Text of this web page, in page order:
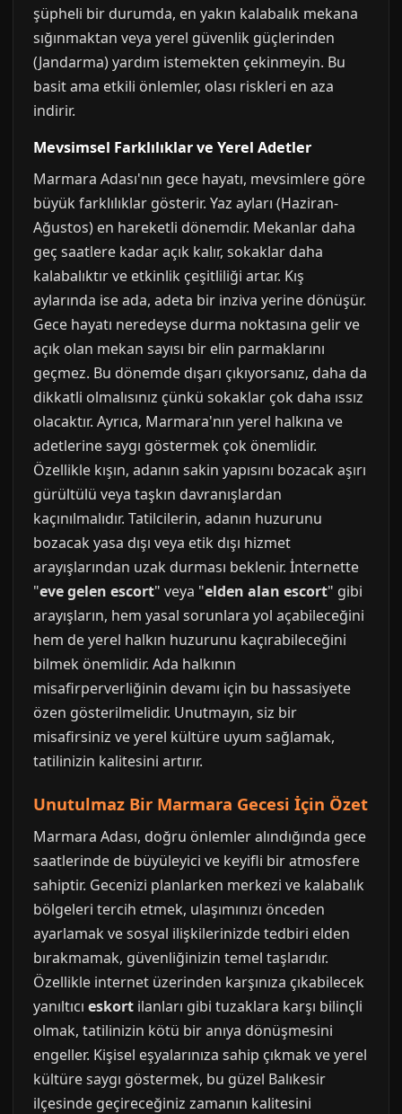
şüpheli bir durumda, en yakın kalabalık mekana
sığınmaktan veya yerel güvenlik güçlerinden
(Jandarma) yardım istemekten çekinmeyin. Bu
basit ama etkili önlemler, olası riskleri en aza
indirir.
Mevsimsel Farklılıklar ve Yerel Adetler
Marmara Adası'nın gece hayatı, mevsimlere göre
büyük farklılıklar gösterir. Yaz ayları (Haziran-
Ağustos) en hareketli dönemdir. Mekanlar daha
geç saatlere kadar açık kalır, sokaklar daha
kalabalıktır ve etkinlik çeşitliliği artar. Kış
aylarında ise ada, adeta bir inziva yerine dönüşür.
Gece hayatı neredeyse durma noktasına gelir ve
açık olan mekan sayısı bir elin parmaklarını
geçmez. Bu dönemde dışarı çıkıyorsanız, daha da
dikkatli olmalısınız çünkü sokaklar çok daha ıssız
olacaktır. Ayrıca, Marmara'nın yerel halkına ve
adetlerine saygı göstermek çok önemlidir.
Özellikle kışın, adanın sakin yapısını bozacak aşırı
gürültülü veya taşkın davranışlardan
kaçınılmalıdır. Tatilcilerin, adanın huzurunu
bozacak yasa dışı veya etik dışı hizmet
arayışlarından uzak durması beklenir. İnternette
"eve gelen escort" veya "elden alan escort" gibi
arayışların, hem yasal sorunlara yol açabileceğini
hem de yerel halkın huzurunu kaçırabileceğini
bilmek önemlidir. Ada halkının
misafirperverliğinin devamı için bu hassasiyete
özen gösterilmelidir. Unutmayın, siz bir
misafirsiniz ve yerel kültüre uyum sağlamak,
tatilinizin kalitesini artırır.
Unutulmaz Bir Marmara Gecesi İçin Özet
Marmara Adası, doğru önlemler alındığında gece
saatlerinde de büyüleyici ve keyifli bir atmosfere
sahiptir. Gecenizi planlarken merkezi ve kalabalık
bölgeleri tercih etmek, ulaşımınızı önceden
ayarlamak ve sosyal ilişkilerinizde tedbiri elden
bırakmamak, güvenliğinizin temel taşlarıdır.
Özellikle internet üzerinden karşınıza çıkabilecek
yanıltıcı eskort ilanları gibi tuzaklara karşı bilinçli
olmak, tatilinizin kötü bir anıya dönüşmesini
engeller. Kişisel eşyalarınıza sahip çıkmak ve yerel
kültüre saygı göstermek, bu güzel Balıkesir
ilçesinde geçireceğiniz zamanın kalitesini